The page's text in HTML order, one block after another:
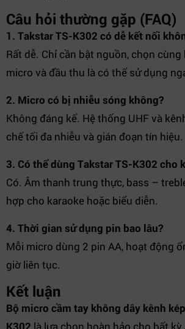
Câu hỏi thường gặp (FAQ)
1. Takstar TS-K302 có dễ kết nối
Rất dễ. Chỉ cần bật nguồn, chọn
micro và đầu thu là có thể sử dụng
2. Micro có bị nhiễu sóng không?
Không đáng kể. Hệ thống UHF và
chế tối đa nhiễu và gián đoạn tín hiệu.
3. Có thể dùng Takstar TS-K302 cho
Có. Âm thanh trung thực, bass –
hợp cho karaoke hoặc biểu diễn.
4. Thời gian sử dụng pin bao lâu?
Mỗi micro dùng 2 pin AA, hoạt động
giờ liên tục.
Kết luận
Bộ micro cầm tay không dây kênh